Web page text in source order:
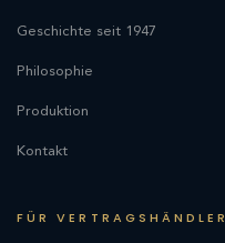
Geschichte seit 1947
Philosophie
Produktion
Kontakt
FÜR VERTRAGSHÄNDLER